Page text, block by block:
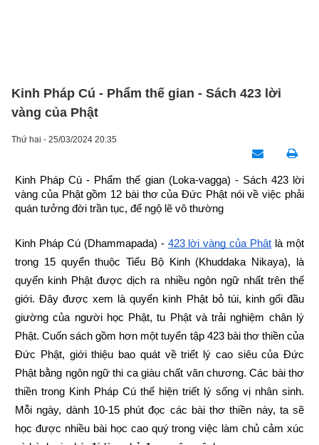
Kinh Pháp Cú - Phẩm thế gian - Sách 423 lời
vàng của Phật
Thứ hai - 25/03/2024 20:35
Kinh Pháp Cú - Phẩm thế gian (Loka-vagga) - Sách 423 lời
vàng của Phật gồm 12 bài thơ của Đức Phật nói về việc phải
quán tưởng đời trần tục, để ngộ lẽ vô thường
Kinh Pháp Cú (Dhammapada) - 423 lời vàng của Phật là một
trong 15 quyển thuộc Tiểu Bộ Kinh (Khuddaka Nikaya), là
quyển kinh Phật được dịch ra nhiều ngôn ngữ nhất trên thế
giới. Đây được xem là quyển kinh Phật bỏ túi, kinh gối đầu
giường của người học Phật, tu Phật và trải nghiệm chân lý
Phật. Cuốn sách gồm hơn một tuyển tập 423 bài thơ thiền của
Đức Phật, giới thiệu bao quát về triết lý cao siêu của Đức
Phật bằng ngôn ngữ thi ca giàu chất văn chương. Các bài thơ
thiền trong Kinh Pháp Cú thể hiện triết lý sống vị nhân sinh.
Mỗi ngày, dành 10-15 phút đọc các bài thơ thiền này, ta sẽ
học được nhiều bài học cao quý trong việc làm chủ cảm xúc